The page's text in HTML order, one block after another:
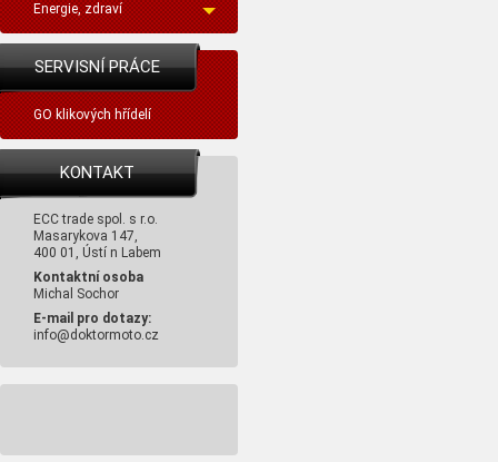
Energie, zdraví
SERVISNÍ PRÁCE
GO klikových hřídelí
KONTAKT
ECC trade spol. s r.o.
Masarykova 147,
400 01, Ústí n Labem
Kontaktní osoba
Michal Sochor
E-mail pro dotazy:
info@doktormoto.cz